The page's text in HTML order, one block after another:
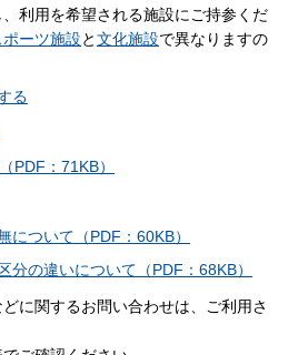
利用を希望される施設にご持参くだ
ポーツ施設と文化施設で異なりますの
る
PDF：71KB）
について（PDF：60KB）
分の違いについて（PDF：68KB）
に関するお問い合わせは、ご利用さ